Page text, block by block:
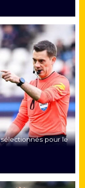
pour le